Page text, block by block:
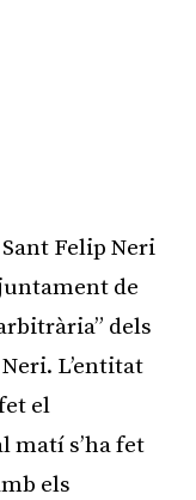
Felip Neri
de
dels
L’entitat
el
matí s’ha fet
els